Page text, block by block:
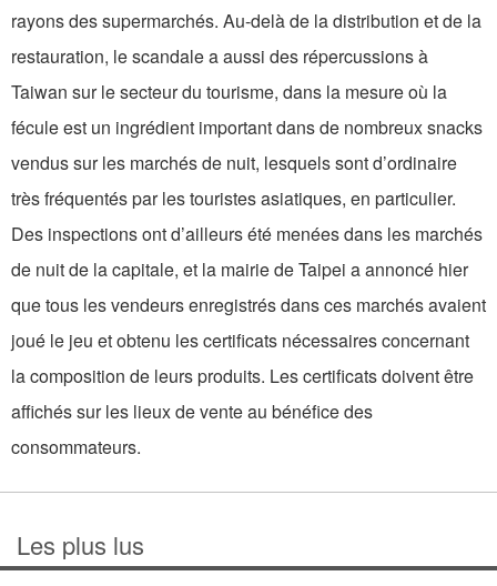
rayons des supermarchés. Au-delà de la distribution et de la
restauration, le scandale a aussi des répercussions à
Taiwan sur le secteur du tourisme, dans la mesure où la
fécule est un ingrédient important dans de nombreux snacks
vendus sur les marchés de nuit, lesquels sont d’ordinaire
très fréquentés par les touristes asiatiques, en particulier.
Des inspections ont d’ailleurs été menées dans les marchés
de nuit de la capitale, et la mairie de Taipei a annoncé hier
que tous les vendeurs enregistrés dans ces marchés avaient
joué le jeu et obtenu les certificats nécessaires concernant
la composition de leurs produits. Les certificats doivent être
affichés sur les lieux de vente au bénéfice des
consommateurs.
Les plus lus